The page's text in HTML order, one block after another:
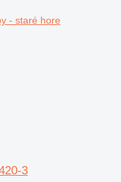
- staré hore
3